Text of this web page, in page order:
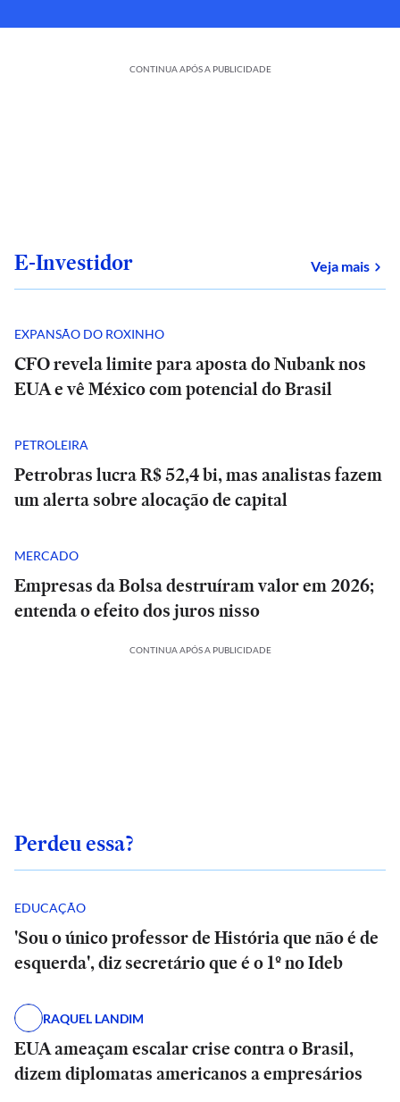
CONTINUA APÓS A PUBLICIDADE
E-Investidor Veja mais
EXPANSÃO DO ROXINHO
CFO revela limite para aposta do Nubank nos
EUA e vê México com potencial do Brasil
PETROLEIRA
Petrobras lucra R$ 52,4 bi, mas analistas fazem
um alerta sobre alocação de capital
MERCADO
Empresas da Bolsa destruíram valor em 2026;
entenda o efeito dos juros nisso
CONTINUA APÓS A PUBLICIDADE
Perdeu essa?
EDUCAÇÃO
'Sou o único professor de História que não é de
esquerda', diz secretário que é o 1º no Ideb
RAQUEL LANDIM
EUA ameaçam escalar crise contra o Brasil,
dizem diplomatas americanos a empresários